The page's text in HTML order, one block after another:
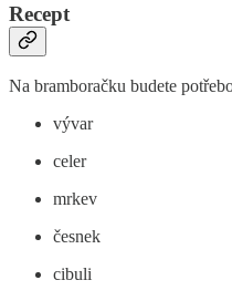
Recept
Na bramboračku budete
vývar
celer
mrkev
česnek
cibuli